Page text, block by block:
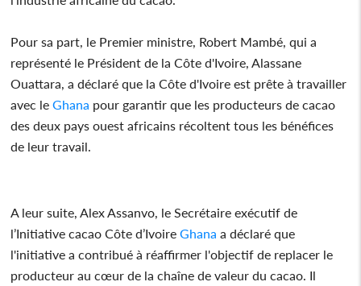
Pour sa part, le Premier ministre, Robert Mambé, qui a
représenté le Président de la Côte d'Ivoire, Alassane
Ouattara, a déclaré que la Côte d'Ivoire est prête à travailler
avec leGhana pour garantir que les producteurs de cacao
des deux pays ouest africains récoltent tous les bénéfices
de leur travail.
A leur suite, Alex Assanvo, le Secrétaire exécutif de
l’Initiative cacao Côte d’IvoireGhana a déclaré que
l'initiative a contribué à réaffirmer l'objectif de replacer le
producteur au cœur de la chaîne de valeur du cacao. Il